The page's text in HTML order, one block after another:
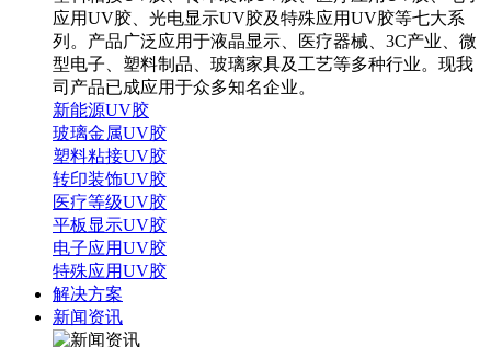
应用UV胶、光电显示UV胶及特殊应用UV胶等七大系
列。产品广泛应用于液晶显示、医疗器械、3C产业、微
型电子、塑料制品、玻璃家具及工艺等多种行业。现我
司产品已成应用于众多知名企业。
新能源UV胶
玻璃金属UV胶
塑料粘接UV胶
转印装饰UV胶
医疗等级UV胶
平板显示UV胶
电子应用UV胶
特殊应用UV胶
解决方案
新闻资讯